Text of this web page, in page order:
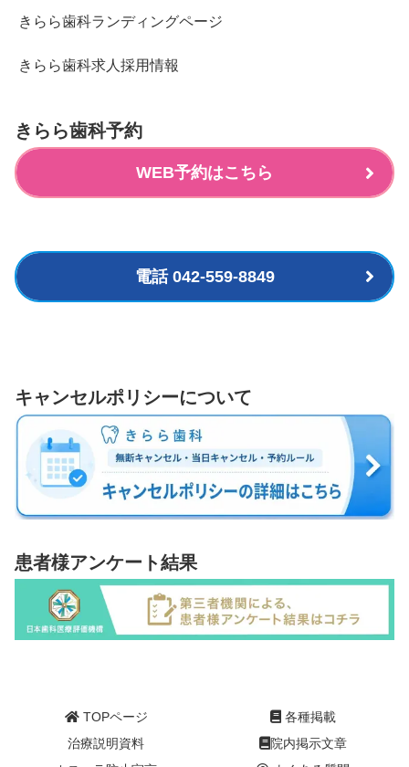
きらら歯科ランディングページ
きらら歯科求人採用情報
きらら歯科予約
WEB予約はこちら
電話 042-559-8849
キャンセルポリシーについて
患者様アンケート結果
TOPページ
各種掲載
治療説明資料
院内掲示文章